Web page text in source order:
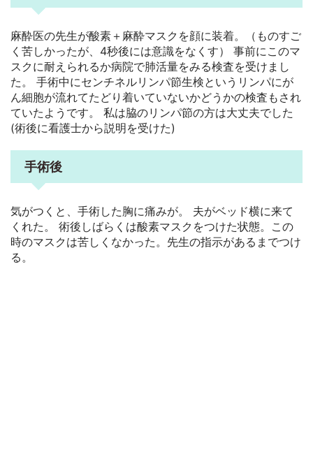
麻酔医の先生が酸素＋麻酔マスクを顔に装着。（ものすご
く苦しかったが、4秒後には意識をなくす） 事前にこのマ
スクに耐えられるか病院で肺活量をみる検査を受けまし
た。 手術中にセンチネルリンパ節生検というリンパにが
ん細胞が流れてたどり着いていないかどうかの検査もされ
ていたようです。 私は脇のリンパ節の方は大丈夫でした
(術後に看護士から説明を受けた)
手術後
気がつくと、手術した胸に痛みが。 夫がベッド横に来て
くれた。 術後しばらくは酸素マスクをつけた状態。この
時のマスクは苦しくなかった。先生の指示があるまでつけ
る。